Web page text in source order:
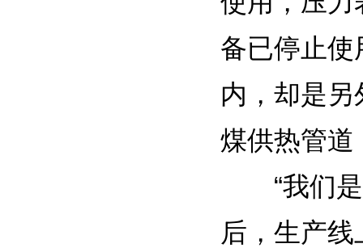
备已停止使
内，却是
煤供热管道
“我们是
后，生产